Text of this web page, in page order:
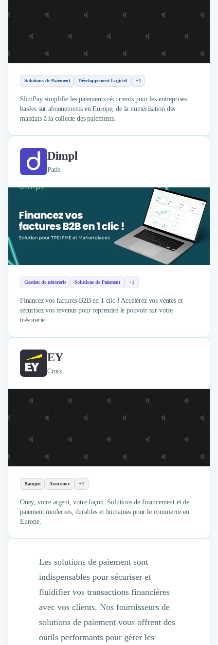
Clubs & Réseaux Professionnels
Solutions de Paiement Développement Logiciel +1
SlimPay simplifie les paiements récurrents pour les entreprises
basées sur abonnements en Europe, de la numérisation des
mandats à la collecte des paiements.
Dimpl
Paris
Gestion de trésorerie Solutions de Paiement +1
Financez vos factures B2B en 1 clic ! Accélérez vos ventes et
sécurisez vos revenus pour reprendre le pouvoir sur votre
trésorerie.
EY
Croix
Banque Assurance +1
Oney, votre argent, votre façon. Solutions de financement et de
paiement modernes, durables et humaines pour le commerce en
Europe.
Les solutions de paiement sont
indispensables pour sécuriser et
fluidifier vos transactions financières
avec vos clients. Nos fournisseurs de
solutions de paiement vous offrent des
outils performants pour gérer les